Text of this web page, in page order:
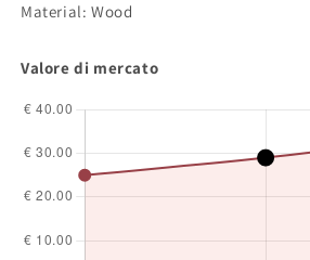
Material: Wood
Valore di mercato